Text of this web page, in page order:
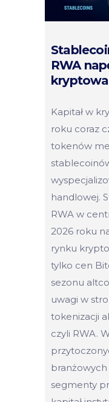
RWA
Kapitał w
roku coraz
tokenów
handlowej.
RWA w
2026 roku
rynku
tylko cen
sezonu
uwagi w
tokenizacji
czyli RWA.
branżowych
segmenty